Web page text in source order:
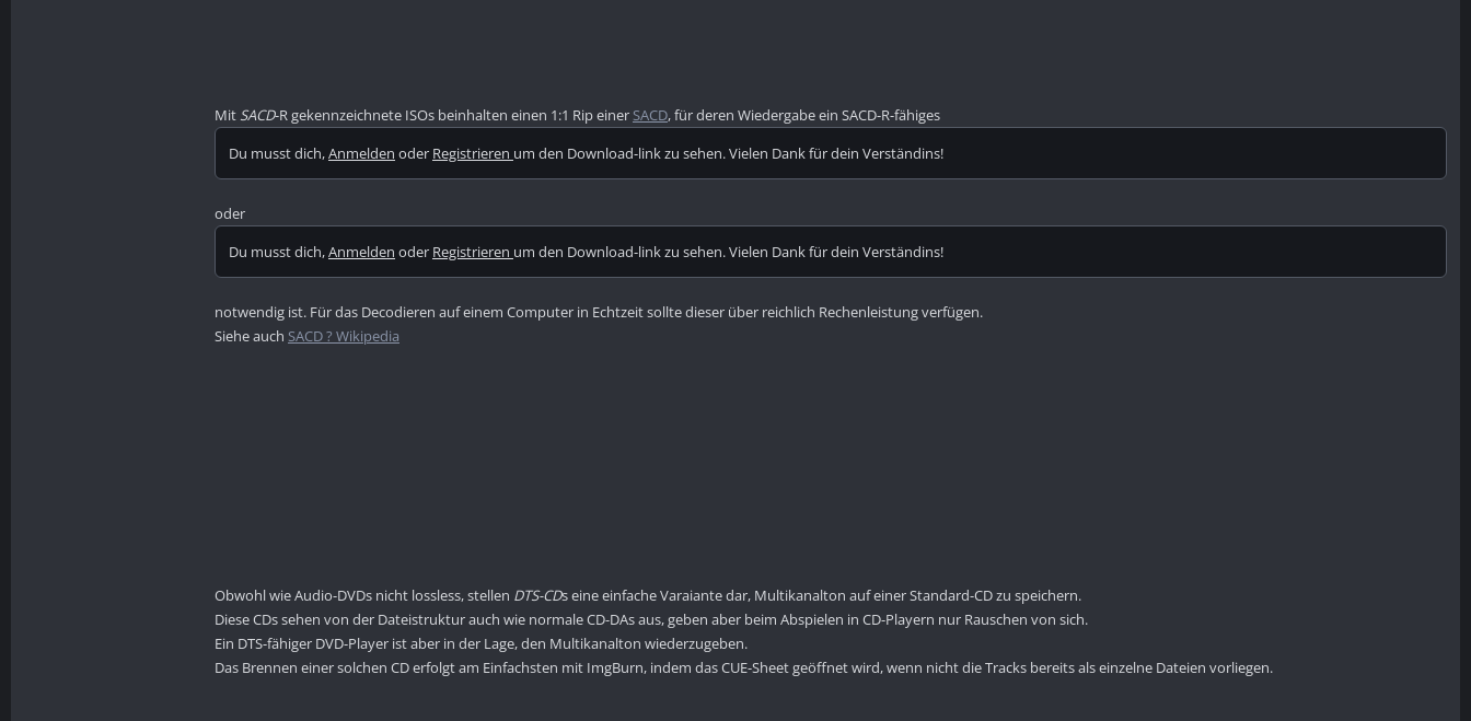
Mit SACD-R gekennzeichnete ISOs beinhalten einen 1:1 Rip einer SACD, für deren Wiedergabe ein SACD-R-fähiges
Du musst dich,Anmelden oder Registrieren um den Download-link zu sehen. Vielen Dank für dein Verständins!
oder
Du musst dich,Anmelden oder Registrieren um den Download-link zu sehen. Vielen Dank für dein Verständins!
notwendig ist. Für das Decodieren auf einem Computer in Echtzeit sollte dieser über reichlich Rechenleistung verfügen.
Siehe auch SACD ? Wikipedia
Obwohl wie Audio-DVDs nicht lossless, stellen DTS-CDs eine einfache Varaiante dar, Multikanalton auf einer Standard-CD zu speichern.
Diese CDs sehen von der Dateistruktur auch wie normale CD-DAs aus, geben aber beim Abspielen in CD-Playern nur Rauschen von sich.
Ein DTS-fähiger DVD-Player ist aber in der Lage, den Multikanalton wiederzugeben.
Das Brennen einer solchen CD erfolgt am Einfachsten mit ImgBurn, indem das CUE-Sheet geöffnet wird, wenn nicht die Tracks bereits als einzelne Dateien vorliegen.